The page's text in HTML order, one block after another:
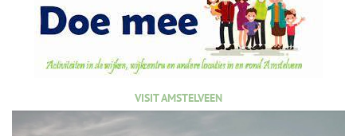
VISIT AMSTELVEEN